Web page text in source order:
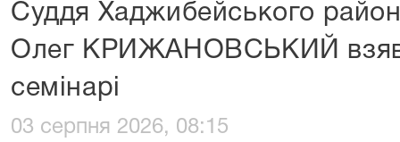
Суддя Хаджибейського
Олег КРИЖАНОВСЬКИЙ взяв
семінарі
03 серпня 2026, 08:15